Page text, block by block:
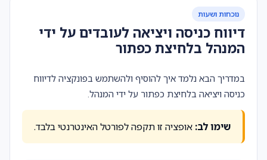
נוכחות ושעות
דיווח כניסה ויציאה לעובדים על ידי
המנהל בלחיצת כפתור
במדריך הבא נלמד איך להוסיף ולהשתמש בפונקציה לדיווח
כניסה ויציאה בלחיצת כפתור על ידי המנהל.
שימו לב: אופציה זו תקפה לפורטל האינטרנטי בלבד.